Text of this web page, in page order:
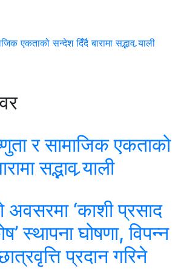
एकताको सन्देश दिँदै बारामा सद्भाव र्‍याली
र सामाजिक एकताको
सद्भाव र्‍याली
अवसरमा ‘काशी प्रसाद
स्थापना घोषणा, विपन्न
छात्रवृत्ति प्रदान गरिने